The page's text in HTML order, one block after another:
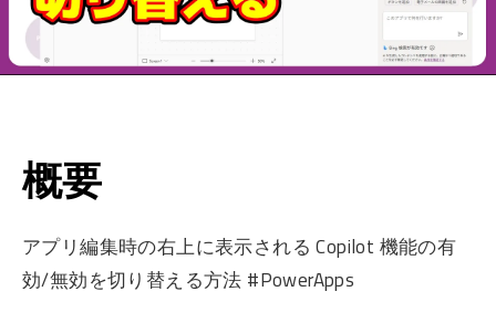
概要
アプリ編集時の右上に表示される Copilot 機能の有
効/無効を切り替える方法 #PowerApps